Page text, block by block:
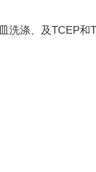
涤、及TCEP和